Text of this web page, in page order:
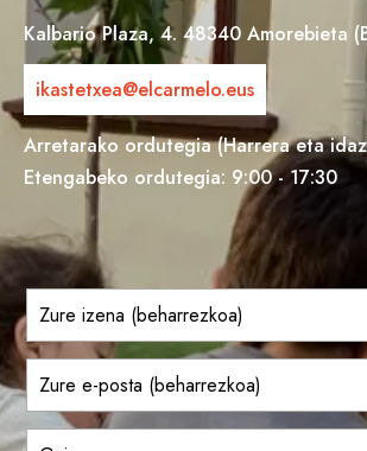
Kalbario Plaza, 4. 48340 Amorebieta
ikastetxea@elcarmelo.eus
Arretarako ordutegia (Harrera eta
Etengabeko ordutegia: 9:00 - 17:30